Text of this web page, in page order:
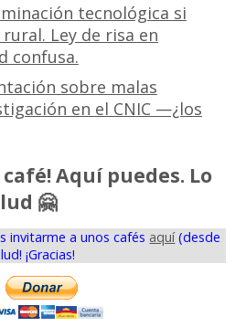
tecnológica si
Ley de risa en
confusa.
sobre malas
en el CNIC —¿los
Aquí puedes. Lo
🤗
invitarme a unos cafés aquí(desde
¡Gracias!